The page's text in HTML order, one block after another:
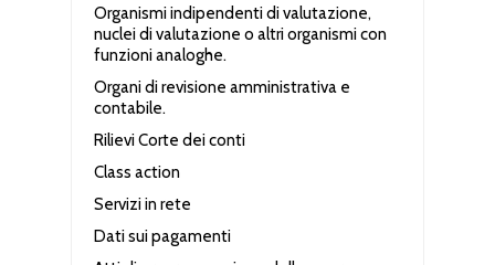
Organismi indipendenti di valutazione,
nuclei di valutazione o altri organismi con
funzioni analoghe.
Organi di revisione amministrativa e
contabile.
Rilievi Corte dei conti
Class action
Servizi in rete
Dati sui pagamenti